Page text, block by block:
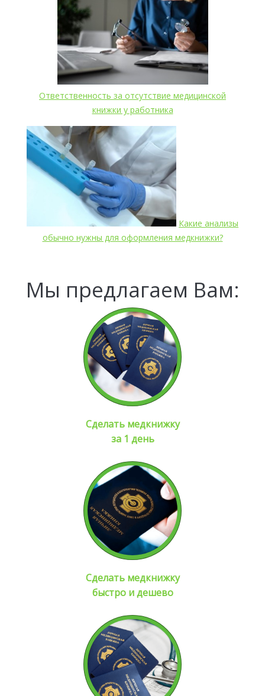
Ответственность за отсутствие медицинской
книжки у работника
Какие анализы
обычно нужны для оформления медкнижки?
Мы предлагаем Вам:
Сделать медкнижку
за 1 день
Сделать медкнижку
быстро и дешево